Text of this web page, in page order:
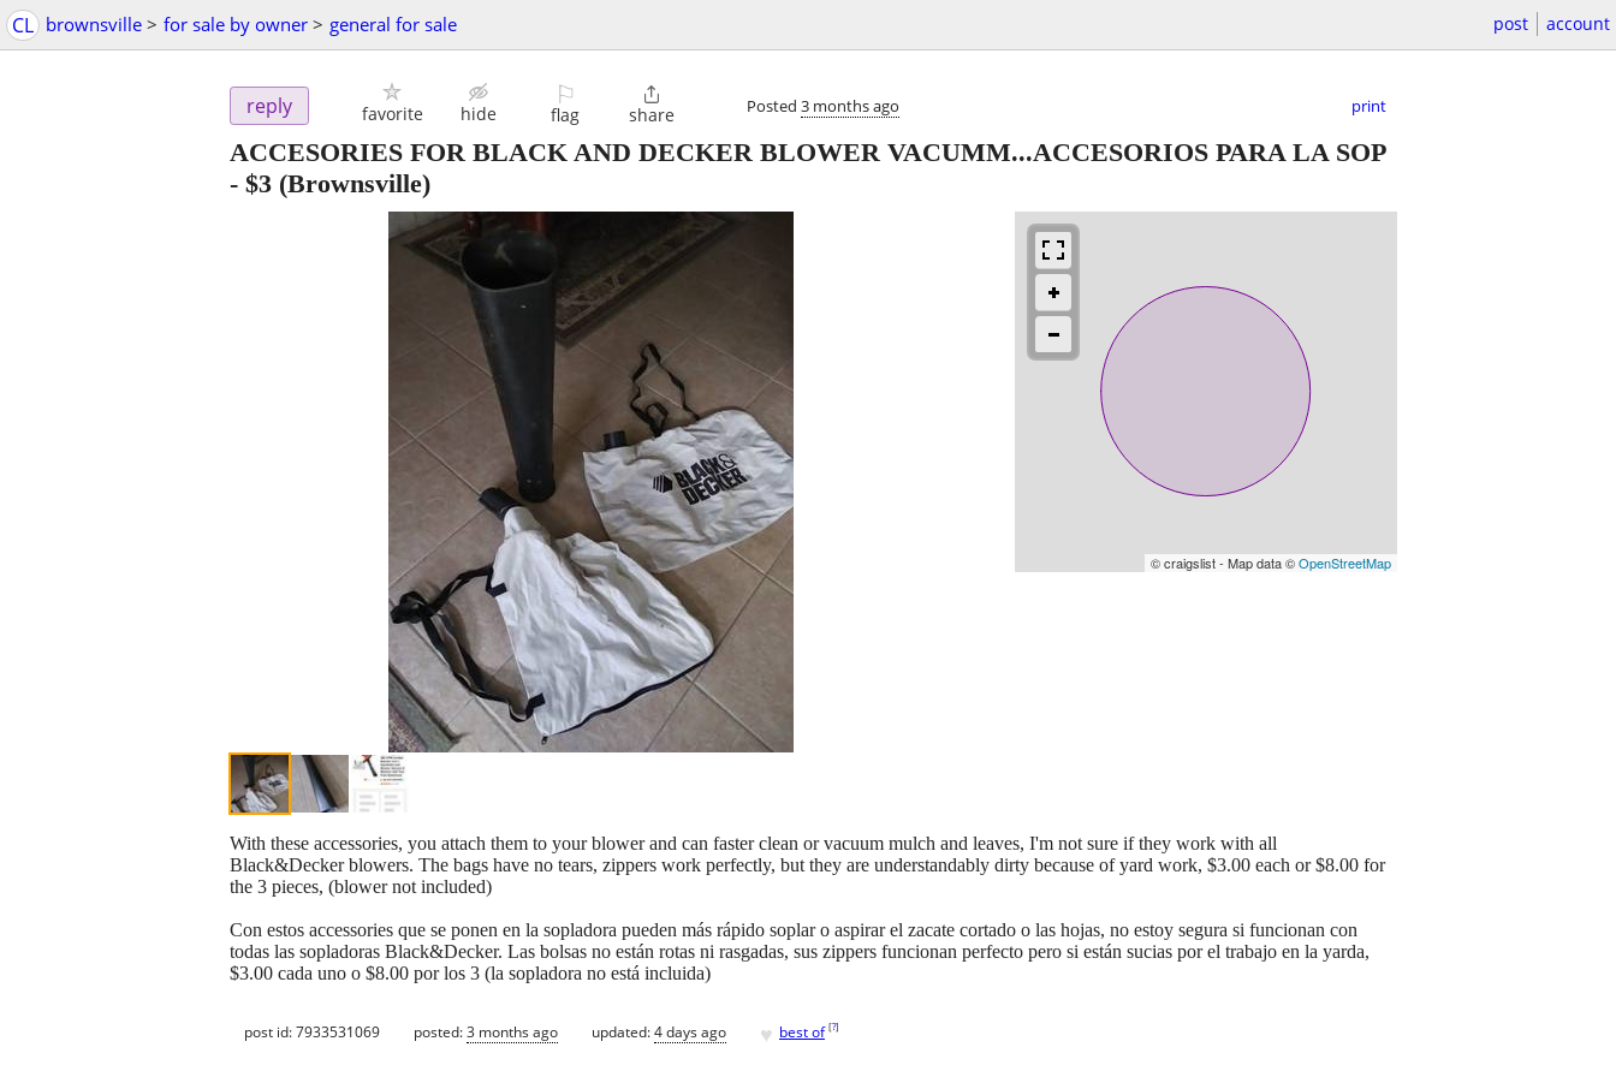
CL brownsville > for sale by owner > general for sale post account
reply favorite hide
⚐
flag

share Posted 3 months ago print
ACCESORIES FOR BLACK AND DECKER BLOWER VACUMM...ACCESORIOS PARA LA SOP
- $3 (Brownsville)
© craigslist - Map data ©OpenStreetMap
With these accessories, you attach them to your blower and can faster clean or vacuum mulch and leaves, I'm not sure if they work with all
Black&Decker blowers. The bags have no tears, zippers work perfectly, but they are understandably dirty because of yard work, $3.00 each or $8.00 for
the 3 pieces, (blower not included)
Con estos accessories que se ponen en la sopladora pueden más rápido soplar o aspirar el zacate cortado o las hojas, no estoy segura si funcionan con
todas las sopladoras Black&Decker. Las bolsas no están rotas ni rasgadas, sus zippers funcionan perfecto pero si están sucias por el trabajo en la yarda,
$3.00 cada uno o $8.00 por los 3 (la sopladora no está incluida)
post id: 7933531069 posted:3 months ago updated:4 days ago ♥ best of [?]